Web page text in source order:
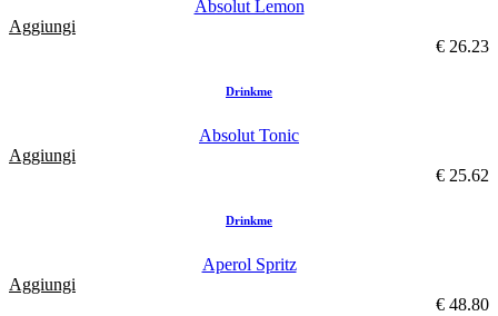
Absolut Lemon
Aggiungi
€ 26.23
Drinkme
Absolut Tonic
Aggiungi
€ 25.62
Drinkme
Aperol Spritz
Aggiungi
€ 48.80